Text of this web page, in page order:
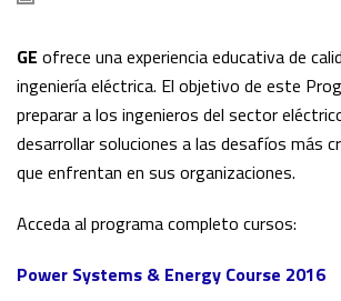
GE ofrece una experiencia educativa de
ingeniería eléctrica. El objetivo de este
preparar a los ingenieros del sector
desarrollar soluciones a las desafíos más
que enfrentan en sus organizaciones.
Acceda al programa completo cursos:
Power Systems & Energy Course 2016